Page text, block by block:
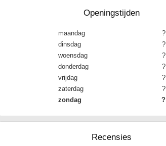
Openingstijden
maandag
?
dinsdag
?
woensdag
?
donderdag
?
vrijdag
?
zaterdag
?
zondag
?
Recensies